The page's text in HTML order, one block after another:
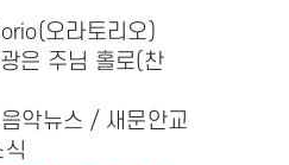
오라토리오)
은 주님 홀로(찬
악뉴스 / 새문안교